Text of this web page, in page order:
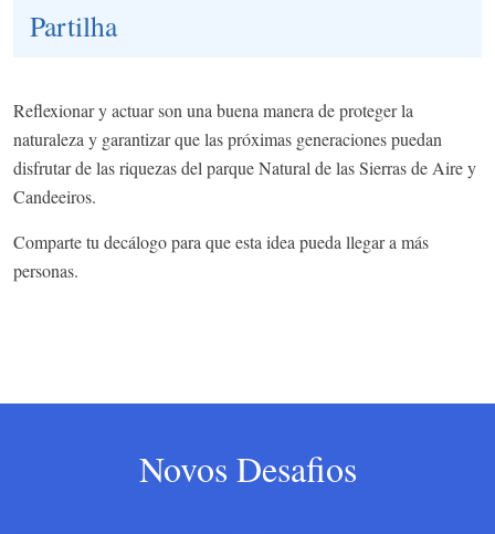
Partilha
Reflexionar y actuar son una buena manera de proteger la
naturaleza y garantizar que las próximas generaciones puedan
disfrutar de las riquezas del parque Natural de las Sierras de Aire y
Candeeiros.
Comparte tu decálogo para que esta idea pueda llegar a más
personas.
Novos Desafios